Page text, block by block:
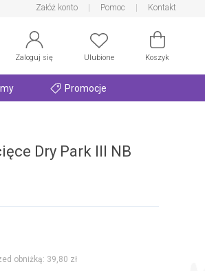
Załóż konto Pomoc Kontakt
Zaloguj się Ulubione Koszyk
Promocje
Dry Park III NB
obniżką: 39,80 zł